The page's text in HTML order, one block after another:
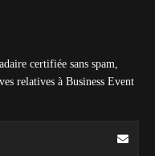
certifiée sans spam,
relatives à Business Event